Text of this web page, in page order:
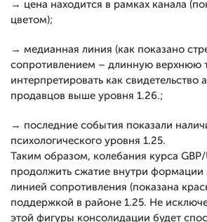
→ цена находится в рамках канала
цветом);
→ медианная линия (как показано
сопротивлением – длинную верхнюю
интерпретировать как свидетельство
продавцов выше уровня 1.26.;
→ последние события показали
психологического уровня 1.25.
Таким образом, колебания курса GBP/
продолжить сжатие внутри
линией сопротивления (показана
поддержкой в районе 1.25. Не
этой фигуры консолидации будет